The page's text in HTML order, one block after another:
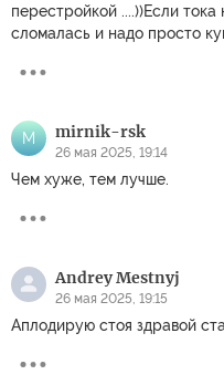
перестройкой ....))Если тока
сломалась и надо просто
M mirnik-rsk
26 мая 2025, 19:14
Чем хуже, тем лучше.
Andrey Mestnyj
26 мая 2025, 19:15
Аплодирую стоя здравой